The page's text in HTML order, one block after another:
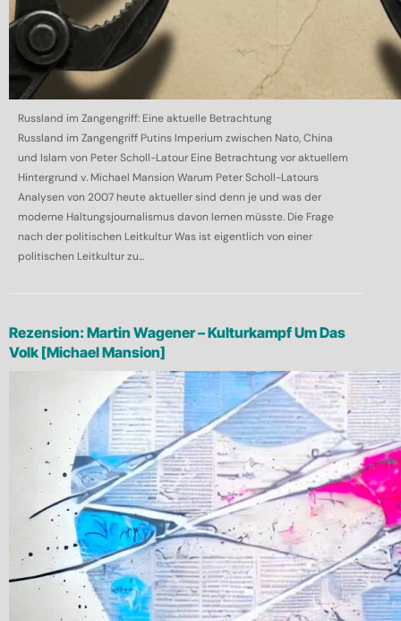
Russland im Zangengriff: Eine aktuelle Betrachtung
Russland im Zangengriff Putins Imperium zwischen Nato, China
und Islam von Peter Scholl-Latour Eine Betrachtung vor aktuellem
Hintergrund v. Michael Mansion Warum Peter Scholl-Latours
Analysen von 2007 heute aktueller sind denn je und was der
moderne Haltungsjournalismus davon lernen müsste. Die Frage
nach der politischen Leitkultur Was ist eigentlich von einer
politischen Leitkultur zu...
Rezension: Martin Wagener – Kulturkampf Um Das
Volk [Michael Mansion]